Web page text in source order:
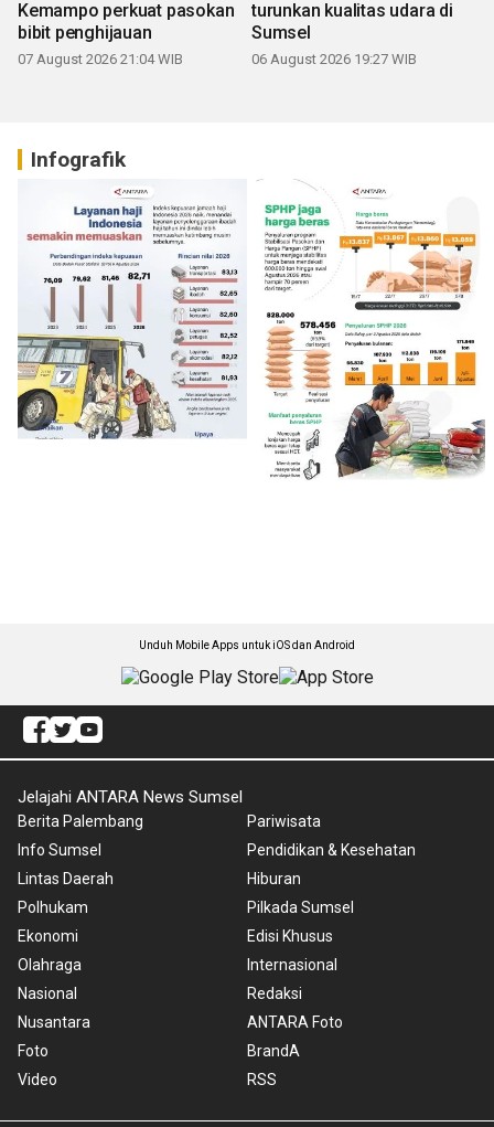
Kemampo perkuat pasokan
bibit penghijauan
07 August 2026 21:04 WIB
turunkan kualitas udara di
Sumsel
06 August 2026 19:27 WIB
Infografik
Unduh Mobile Apps untuk iOS dan Android
Jelajahi ANTARA News Sumsel
Berita Palembang
Info Sumsel
Lintas Daerah
Polhukam
Ekonomi
Olahraga
Nasional
Nusantara
Foto
Video
Pariwisata
Pendidikan & Kesehatan
Hiburan
Pilkada Sumsel
Edisi Khusus
Internasional
Redaksi
ANTARA Foto
BrandA
RSS